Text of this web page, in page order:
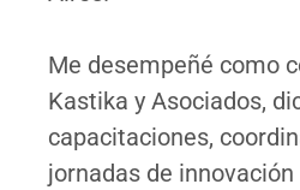
Me desempeñé como
Kastika y Asociados,
capacitaciones,
jornadas de